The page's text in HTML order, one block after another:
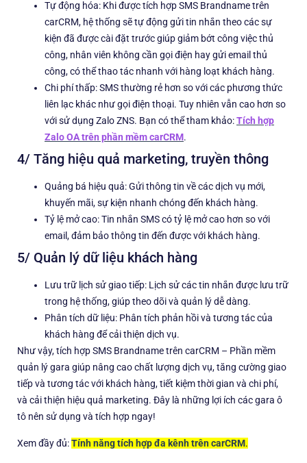
Tự động hóa: Khi được tích hợp SMS Brandname trên
carCRM, hệ thống sẽ tự động gửi tin nhắn theo các sự
kiện đã được cài đặt trước giúp giảm bớt công việc thủ
công, nhân viên không cần gọi điện hay gửi email thủ
công, có thể thao tác nhanh với hàng loạt khách hàng.
Chi phí thấp: SMS thường rẻ hơn so với các phương thức
liên lạc khác như gọi điện thoại. Tuy nhiên vẫn cao hơn so
với sử dụng Zalo ZNS. Bạn có thể tham khảo:Tích hợp
Zalo OA trên phần mềm carCRM.
4/ Tăng hiệu quả marketing, truyền thông
Quảng bá hiệu quả: Gửi thông tin về các dịch vụ mới,
khuyến mãi, sự kiện nhanh chóng đến khách hàng.
Tỷ lệ mở cao: Tin nhắn SMS có tỷ lệ mở cao hơn so với
email, đảm bảo thông tin đến được với khách hàng.
5/ Quản lý dữ liệu khách hàng
Lưu trữ lịch sử giao tiếp: Lịch sử các tin nhắn được lưu trữ
trong hệ thống, giúp theo dõi và quản lý dễ dàng.
Phân tích dữ liệu: Phân tích phản hồi và tương tác của
khách hàng để cải thiện dịch vụ.
Như vậy, tích hợp SMS Brandname trên carCRM – Phần mềm
quản lý gara giúp nâng cao chất lượng dịch vụ, tăng cường giao
tiếp và tương tác với khách hàng, tiết kiệm thời gian và chi phí,
và cải thiện hiệu quả marketing. Đây là những lợi ích các gara ô
tô nên sử dụng và tích hợp ngay!
Xem đầy đủ:Tính năng tích hợp đa kênh trên carCRM.